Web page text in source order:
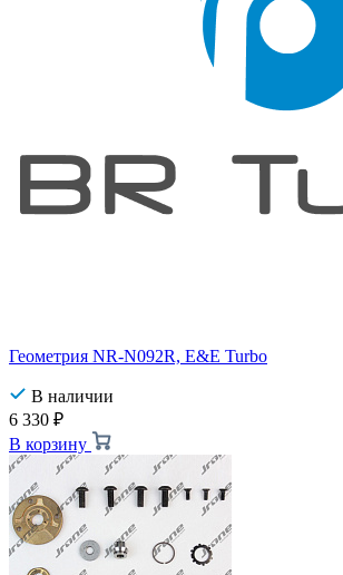
Геометрия NR-N092R, E&E Turbo
В наличии
6 330 ₽
В корзину